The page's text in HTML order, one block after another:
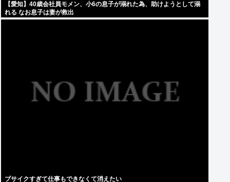
【愛知】40歳会社員モメン、小6の息子が溺れた為、助けようとして溺
れる なお息子は妻が救出
ブサイクすぎて仕事もできなくて消えたい